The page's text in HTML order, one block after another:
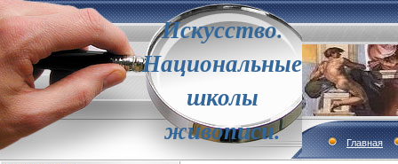
Искусство.
Национальные
школы
живописи.
Главная